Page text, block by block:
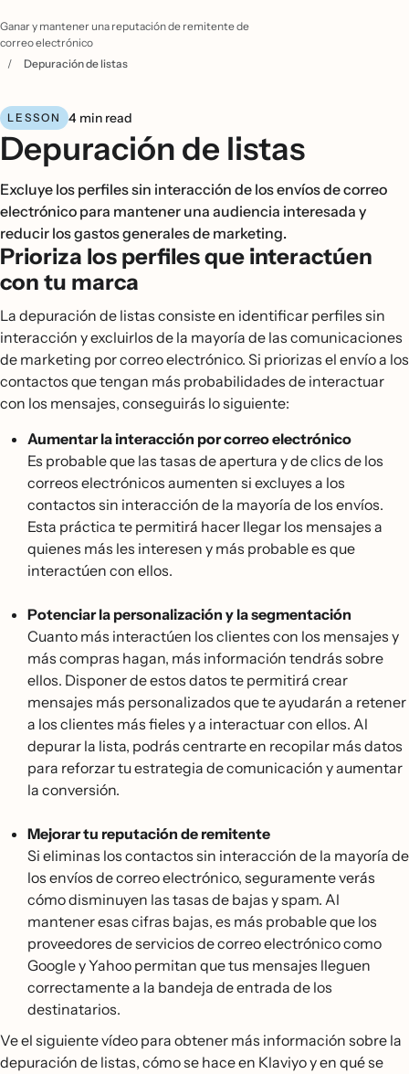
Ganar y mantener una reputación de remitente de
correo electrónico
/
Depuración de listas
LESSON 4 min read
Depuración de listas
Excluye los perfiles sin interacción de los envíos de correo
electrónico para mantener una audiencia interesada y
reducir los gastos generales de marketing.
Prioriza los perfiles que interactúen
con tu marca
La depuración de listas consiste en identificar perfiles sin
interacción y excluirlos de la mayoría de las comunicaciones
de marketing por correo electrónico. Si priorizas el envío a los
contactos que tengan más probabilidades de interactuar
con los mensajes, conseguirás lo siguiente:
Aumentar la interacción por correo electrónico
Es probable que las tasas de apertura y de clics de los
correos electrónicos aumenten si excluyes a los
contactos sin interacción de la mayoría de los envíos.
Esta práctica te permitirá hacer llegar los mensajes a
quienes más les interesen y más probable es que
interactúen con ellos.
Potenciar la personalización y la segmentación
Cuanto más interactúen los clientes con los mensajes y
más compras hagan, más información tendrás sobre
ellos. Disponer de estos datos te permitirá crear
mensajes más personalizados que te ayudarán a retener
a los clientes más fieles y a interactuar con ellos. Al
depurar la lista, podrás centrarte en recopilar más datos
para reforzar tu estrategia de comunicación y aumentar
la conversión.
Mejorar tu reputación de remitente
Si eliminas los contactos sin interacción de la mayoría de
los envíos de correo electrónico, seguramente verás
cómo disminuyen las tasas de bajas y spam. Al
mantener esas cifras bajas, es más probable que los
proveedores de servicios de correo electrónico como
Google y Yahoo permitan que tus mensajes lleguen
correctamente a la bandeja de entrada de los
destinatarios.
Ve el siguiente vídeo para obtener más información sobre la
depuración de listas, cómo se hace en Klaviyo y en qué se